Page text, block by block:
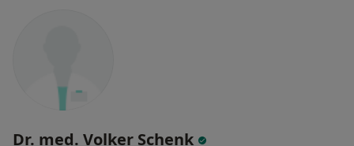
Dr. med. Volker Schenk